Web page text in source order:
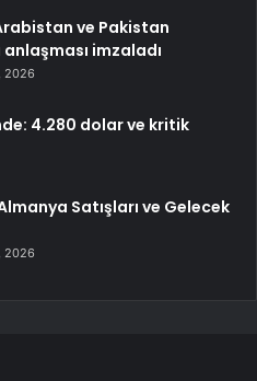
ve Pakistan
imzaladı
2026
4.280 dolar ve kritik
Satışları ve Gelecek
2026